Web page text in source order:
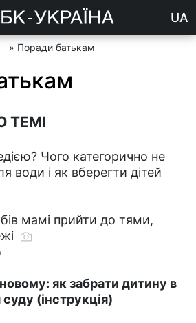
UA
» Поради батькам
ТЕМІ
Чого категорично не
води і як вберегти дітей
мамі прийти до тями,
як забрати дитину в
(інструкція)